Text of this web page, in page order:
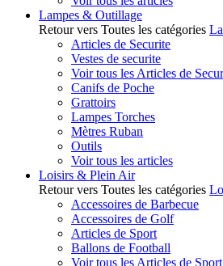
Lampes & Outillage
Retour vers Toutes les catégories
Articles de Securite
Vestes de securite
Voir tous les Articles de
Canifs de Poche
Grattoirs
Lampes Torches
Mètres Ruban
Outils
Voir tous les articles
Loisirs & Plein Air
Retour vers Toutes les catégories
Accessoires de Barbecue
Accessoires de Golf
Articles de Sport
Ballons de Football
Voir tous les Articles de Sport